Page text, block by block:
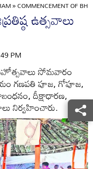
»COMMENCEMENT OF
ఉత్సవాలు
PM
మహోత్సవాలు సోమవారం
గణపతి పూజ, గోపూజ,
దీక్షాధారణ,
నిర్వహించారు.